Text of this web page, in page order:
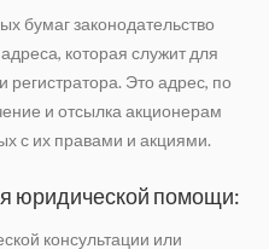
бумаг законодательство
которая служит для
регистратора. Это адрес, по
и отсылка акционерам
с их правами и акциями.
юридической помощи:
консультации или